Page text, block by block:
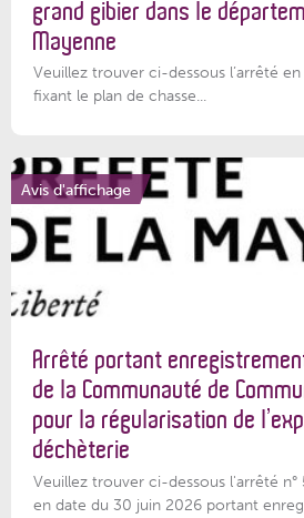
grand gibier dans le
Mayenne
Veuillez trouver ci-dessous l’arrêté
fixant le plan de chasse...
Avis d'affichage
Arrêté portant
de la Communauté de
pour la régularisation de
déchèterie
Veuillez trouver ci-dessous l'arrêté
en date du 30 juin 2026 portant